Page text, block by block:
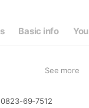
Basic info
See more
0823-69-7512